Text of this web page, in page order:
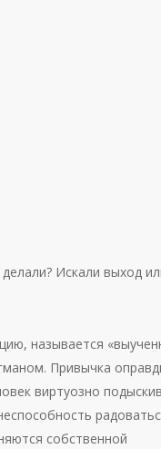
Искали выход
называется
Привычка
виртуозно
собственной